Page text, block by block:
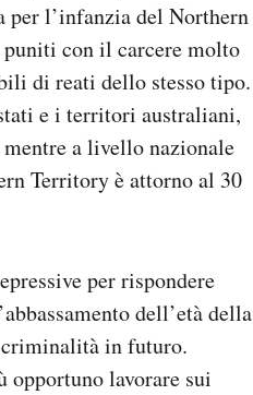
per l’infanzia del Northern
con il carcere molto
di reati dello stesso tipo.
e i territori australiani,
a livello nazionale
Territory è attorno al 30
per rispondere
dell’età della
criminalità in futuro.
opportuno lavorare sui